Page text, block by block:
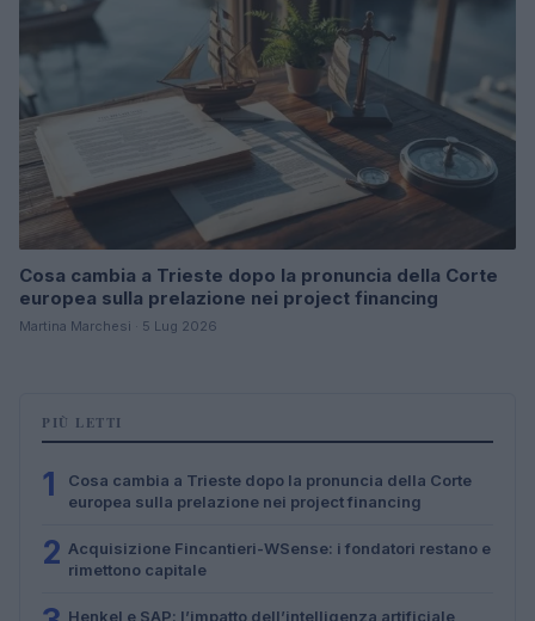
Cosa cambia a Trieste dopo la pronuncia della Corte
europea sulla prelazione nei project financing
Martina Marchesi · 5 Lug 2026
PIÙ LETTI
1
Cosa cambia a Trieste dopo la pronuncia della Corte
europea sulla prelazione nei project financing
2 Acquisizione Fincantieri-WSense: i fondatori restano e
rimettono capitale
Henkel e SAP: l’impatto dell’intelligenza artificiale